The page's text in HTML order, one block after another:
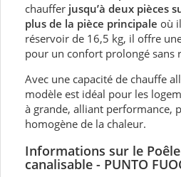
chauffer jusqu’à deux pièces
plus de la pièce principale où
réservoir de 16,5 kg, il offre
pour un confort prolongé sans
Avec une capacité de chauffe
modèle est idéal pour les
à grande, alliant performance,
homogène de la chaleur.
Informations sur le
canalisable - PUNTO